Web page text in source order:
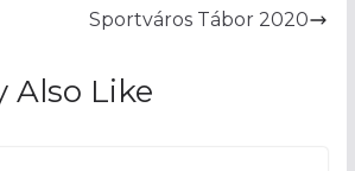
Sportváros Tábor 2020
Also Like